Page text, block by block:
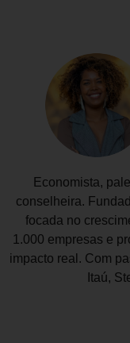
Economista,
conselheira.
focada no
1.000 empresas e
impacto real. Com
Itaú,